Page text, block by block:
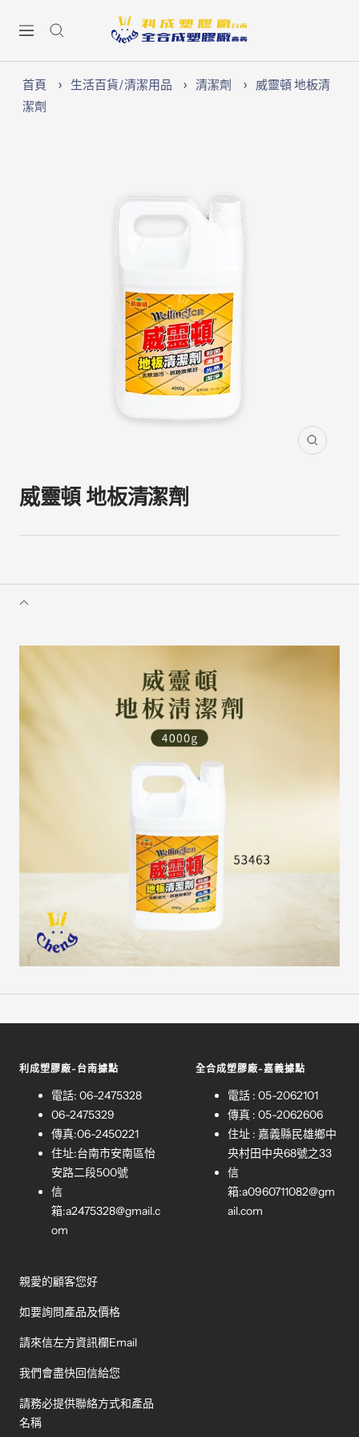
容
導
Lichen74
首頁 生活百貨/清潔用品 清潔劑
威靈頓 地板清
潔劑
縮
威靈頓 地板清潔劑
利成塑膠廠-台南據點
電話: 06-2475328
06-2475329
傳真:06-2450221
住址:台南市安南區怡
安路二段500號
信
箱:a2475328@gmail.c
om
全合成塑膠廠-嘉義據點
電話 : 05-2062101
傳真 : 05-2062606
住址 : 嘉義縣民雄鄉中
央村田中央68號之33
信
箱:a0960711082@gm
ail.com
親愛的顧客您好
如要詢問產品及價格
請來信左方資訊欄Email
我們會盡快回信給您
請務必提供聯絡方式和產品
名稱